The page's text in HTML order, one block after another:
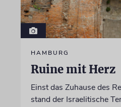
HAMBURG
Ruine mit Herz
Einst das Zuhause des
stand der Israelitische